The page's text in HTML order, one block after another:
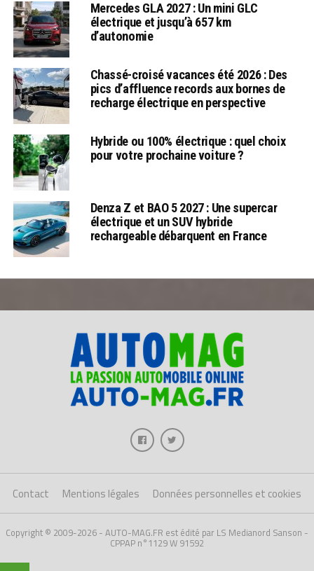
Mercedes GLA 2027 : Un mini GLC
électrique et jusqu’à 657 km
d’autonomie
Chassé-croisé vacances été 2026 : Des
pics d’affluence records aux bornes de
recharge électrique en perspective
Hybride ou 100% électrique : quel choix
pour votre prochaine voiture ?
Denza Z et BAO 5 2027 : Une supercar
électrique et un SUV hybride
rechargeable débarquent en France
Contact Mentions légales Données personnelles et cookies
Copyright © 2009-2026 - AUTO-MAG.FR est édité par LS Medianord Sanson -
CPPAP n°1129 W 91592